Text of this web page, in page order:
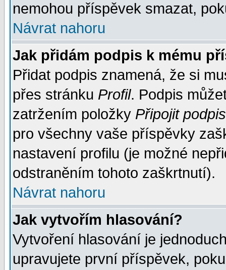
nemohou příspěvek smazat,
Návrat nahoru
Jak přidám podpis k mému
Přidat podpis znamená, že si
přes stránku Profil. Podpis
zatržením položky Připojit podpis
pro všechny vaše příspěvky
nastavení profilu (je možné
odstraněním tohoto zaškrtnutí).
Návrat nahoru
Jak vytvořím hlasování?
Vytvoření hlasování je
upravujete první příspěvek,